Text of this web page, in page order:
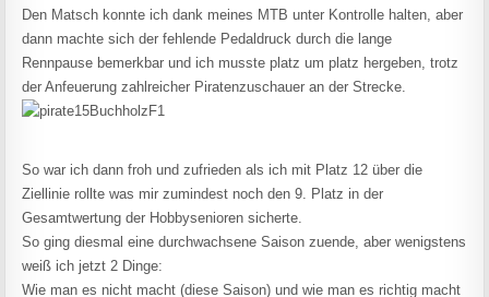
Den Matsch konnte ich dank meines MTB unter Kontrolle halten, aber
dann machte sich der fehlende Pedaldruck durch die lange
Rennpause bemerkbar und ich musste platz um platz hergeben, trotz
der Anfeuerung zahlreicher Piratenzuschauer an der Strecke.
So war ich dann froh und zufrieden als ich mit Platz 12 über die
Ziellinie rollte was mir zumindest noch den 9. Platz in der
Gesamtwertung der Hobbysenioren sicherte.
So ging diesmal eine durchwachsene Saison zuende, aber wenigstens
weiß ich jetzt 2 Dinge:
Wie man es nicht macht (diese Saison) und wie man es richtig macht